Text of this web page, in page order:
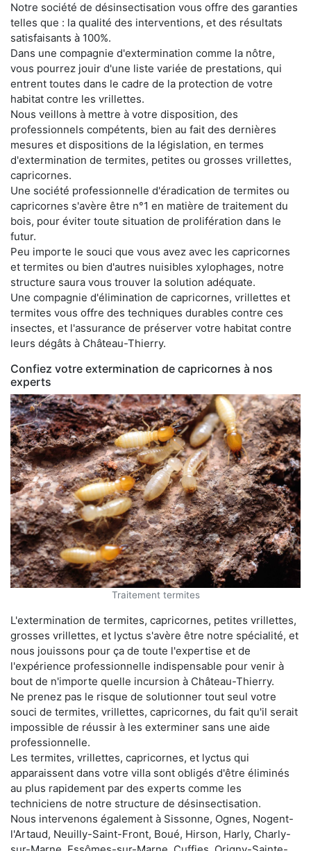
Notre société de désinsectisation vous offre des garanties
telles que : la qualité des interventions, et des résultats
satisfaisants à 100%.
Dans une compagnie d'extermination comme la nôtre,
vous pourrez jouir d'une liste variée de prestations, qui
entrent toutes dans le cadre de la protection de votre
habitat contre les vrillettes.
Nous veillons à mettre à votre disposition, des
professionnels compétents, bien au fait des dernières
mesures et dispositions de la législation, en termes
d'extermination de termites, petites ou grosses vrillettes,
capricornes.
Une société professionnelle d'éradication de termites ou
capricornes s'avère être n°1 en matière de traitement du
bois, pour éviter toute situation de prolifération dans le
futur.
Peu importe le souci que vous avez avec les capricornes
et termites ou bien d'autres nuisibles xylophages, notre
structure saura vous trouver la solution adéquate.
Une compagnie d'élimination de capricornes, vrillettes et
termites vous offre des techniques durables contre ces
insectes, et l'assurance de préserver votre habitat contre
leurs dégâts à Château-Thierry.
Confiez votre extermination de capricornes à nos
experts
Traitement termites
L'extermination de termites, capricornes, petites vrillettes,
grosses vrillettes, et lyctus s'avère être notre spécialité, et
nous jouissons pour ça de toute l'expertise et de
l'expérience professionnelle indispensable pour venir à
bout de n'importe quelle incursion à Château-Thierry.
Ne prenez pas le risque de solutionner tout seul votre
souci de termites, vrillettes, capricornes, du fait qu'il serait
impossible de réussir à les exterminer sans une aide
professionnelle.
Les termites, vrillettes, capricornes, et lyctus qui
apparaissent dans votre villa sont obligés d'être éliminés
au plus rapidement par des experts comme les
techniciens de notre structure de désinsectisation.
Nous intervenons également à Sissonne, Ognes, Nogent-
l'Artaud, Neuilly-Saint-Front, Boué, Hirson, Harly, Charly-